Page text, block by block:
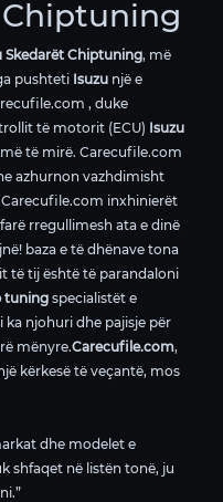
Skedarët Chiptuning, më
pushteti Isuzu një e
, duke
të motorit (ECU) Isuzu
të mirë. Carecufile.com
azhurnon vazhdimisht
Carecufile.com inxhinierët
rregullimesh ata e dinë
baza e të dhënave tona
të tij është të parandaloni
tuning specialistët e
ka njohuri dhe pajisje për
mënyre.Carecufile.com,
kërkesë të veçantë, mos
dhe modelet e
shfaqet në listën tonë, ju